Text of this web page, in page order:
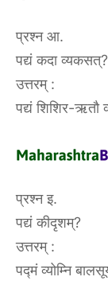
प्रश्न आ.
पद्यं कदा व्यकसत्?
उत्तरम्‌ :‌
पद्यं शिशिर-ऋतौ
प्रश्न इ.
पद्यं कीदृशम्?
उत्तरम्‌ :‌
पद्मं व्योम्नि